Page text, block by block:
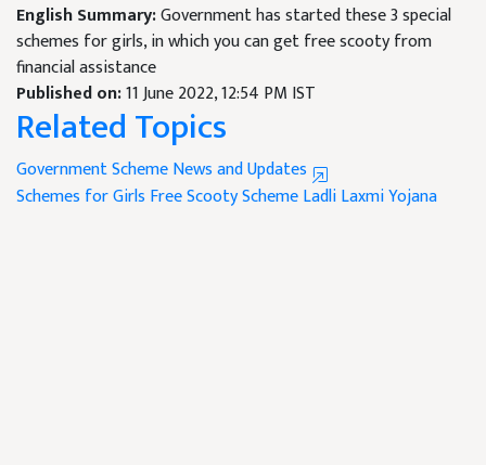
English Summary:Government has started these 3 special
schemes for girls, in which you can get free scooty from
financial assistance
Published on:11 June 2022, 12:54 PM IST
Related Topics
Government Scheme News and Updates
Schemes for Girls Free Scooty SchemeLadli Laxmi Yojana